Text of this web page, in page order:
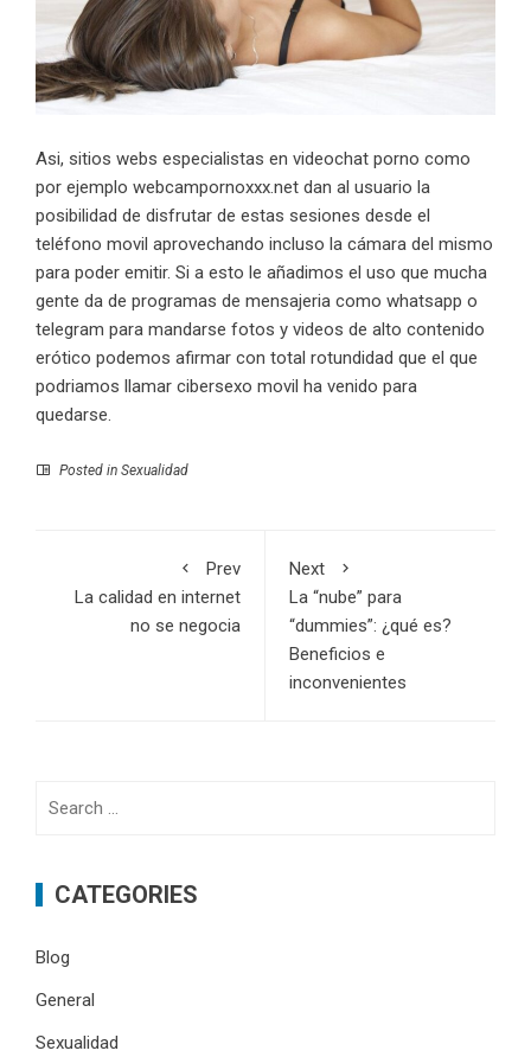
Asi, sitios webs especialistas en videochat porno como
por ejemplo webcampornoxxx.net dan al usuario la
posibilidad de disfrutar de estas sesiones desde el
teléfono movil aprovechando incluso la cámara del mismo
para poder emitir. Si a esto le añadimos el uso que mucha
gente da de programas de mensajeria como whatsapp o
telegram para mandarse fotos y videos de alto contenido
erótico podemos afirmar con total rotundidad que el que
podriamos llamar cibersexo movil ha venido para
quedarse.
Posted in Sexualidad
Prev
La calidad en internet
no se negocia
Next
La “nube” para
“dummies”: ¿qué es?
Beneficios e
inconvenientes
CATEGORIES
Blog
General
Sexualidad